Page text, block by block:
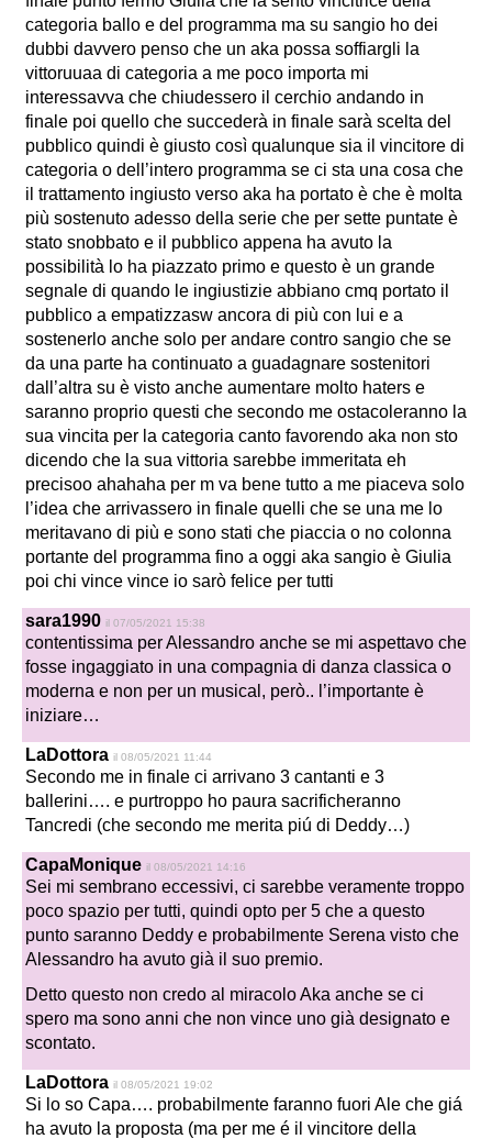
categoria ballo e del programma ma su sangio ho dei
dubbi davvero penso che un aka possa soffiargli la
vittoruuaa di categoria a me poco importa mi
interessavva che chiudessero il cerchio andando in
finale poi quello che succederà in finale sarà scelta del
pubblico quindi è giusto così qualunque sia il vincitore di
categoria o dell’intero programma se ci sta una cosa che
il trattamento ingiusto verso aka ha portato è che è molta
più sostenuto adesso della serie che per sette puntate è
stato snobbato e il pubblico appena ha avuto la
possibilità lo ha piazzato primo e questo è un grande
segnale di quando le ingiustizie abbiano cmq portato il
pubblico a empatizzasw ancora di più con lui e a
sostenerlo anche solo per andare contro sangio che se
da una parte ha continuato a guadagnare sostenitori
dall’altra su è visto anche aumentare molto haters e
saranno proprio questi che secondo me ostacoleranno la
sua vincita per la categoria canto favorendo aka non sto
dicendo che la sua vittoria sarebbe immeritata eh
precisoo ahahaha per m va bene tutto a me piaceva solo
l’idea che arrivassero in finale quelli che se una me lo
meritavano di più e sono stati che piaccia o no colonna
portante del programma fino a oggi aka sangio è Giulia
poi chi vince vince io sarò felice per tutti
sara1990 il 07/05/2021 15:38
contentissima per Alessandro anche se mi aspettavo che
fosse ingaggiato in una compagnia di danza classica o
moderna e non per un musical, però.. l’importante è
iniziare…
LaDottora il 08/05/2021 11:44
Secondo me in finale ci arrivano 3 cantanti e 3
ballerini…. e purtroppo ho paura sacrificheranno
Tancredi (che secondo me merita piú di Deddy…)
CapaMonique il 08/05/2021 14:16
Sei mi sembrano eccessivi, ci sarebbe veramente troppo
poco spazio per tutti, quindi opto per 5 che a questo
punto saranno Deddy e probabilmente Serena visto che
Alessandro ha avuto già il suo premio.
Detto questo non credo al miracolo Aka anche se ci
spero ma sono anni che non vince uno già designato e
scontato.
LaDottora il 08/05/2021 19:02
Si lo so Capa…. probabilmente faranno fuori Ale che giá
ha avuto la proposta (ma per me é il vincitore della